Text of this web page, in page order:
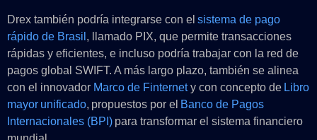
Drex también podría integrarse con el sistema de pago
rápido de Brasil , llamado PIX, que permite transacciones
rápidas y eficientes, e incluso podría trabajar con la red de
pagos global SWIFT. A más largo plazo, también se alinea
con el innovador Marco de Finternety con concepto de Libro
mayor unificado, propuestos por el Banco de Pagos
Internacionales (BPI) para transformar el sistema financiero